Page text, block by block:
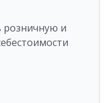
розничную и